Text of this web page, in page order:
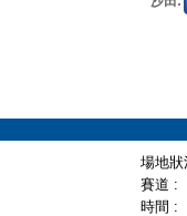
場地
賽道 :
時間 :